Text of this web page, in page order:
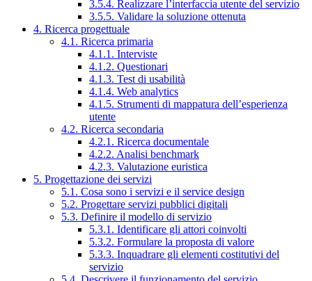
3.5.4. Realizzare l’interfaccia utente del servizio
3.5.5. Validare la soluzione ottenuta
4. Ricerca progettuale
4.1. Ricerca primaria
4.1.1. Interviste
4.1.2. Questionari
4.1.3. Test di usabilità
4.1.4. Web analytics
4.1.5. Strumenti di mappatura dell’esperienza
utente
4.2. Ricerca secondaria
4.2.1. Ricerca documentale
4.2.2. Analisi benchmark
4.2.3. Valutazione euristica
5. Progettazione dei servizi
5.1. Cosa sono i servizi e il service design
5.2. Progettare servizi pubblici digitali
5.3. Definire il modello di servizio
5.3.1. Identificare gli attori coinvolti
5.3.2. Formulare la proposta di valore
5.3.3. Inquadrare gli elementi costitutivi del
servizio